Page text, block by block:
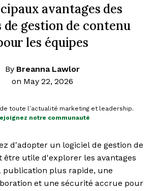
avantages des
gestion de contenu
les équipes
By Breanna Lawlor
on May 22, 2026
toute l’actualité marketing et leadership.
notre communauté
d'adopter un logiciel de gestion de
être utile d'explorer les avantages
publication plus rapide, une
et une sécurité accrue pour